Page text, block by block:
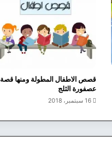
قصص الاطفال المطولة ومنها قصة
عصفورة الثلج
16 سبتمبر، 2018